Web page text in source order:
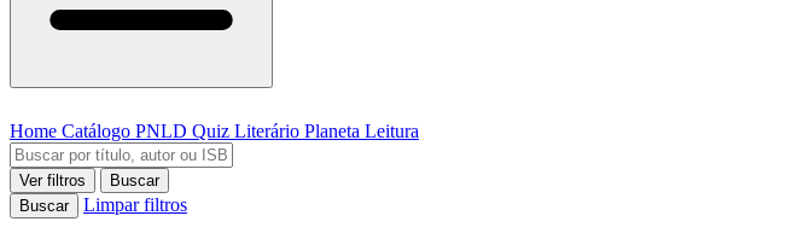
Home Catálogo PNLD Quiz Literário Planeta Leitura
Ver filtros
Buscar
Buscar
Limpar filtros